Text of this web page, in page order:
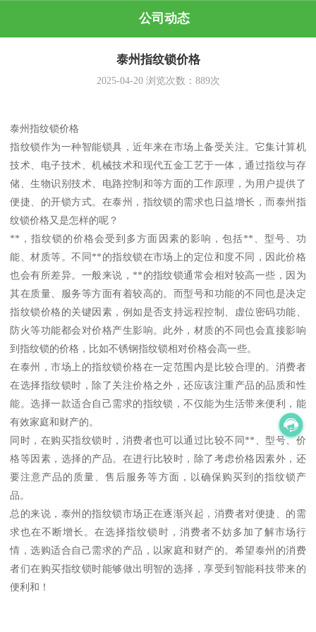
公司动态
泰州指纹锁价格
2025-04-20浏览次数： 889次
泰州指纹锁价格
指纹锁作为一种智能锁具，近年来在市场上备受关注。它集计算机
技术、电子技术、机械技术和现代五金工艺于一体，通过指纹与存
储、生物识别技术、电路控制和等方面的工作原理，为用户提供了
便捷、的开锁方式。在泰州，指纹锁的需求也日益增长，而泰州指
纹锁价格又是怎样的呢？
**，指纹锁的价格会受到多方面因素的影响，包括**、型号、功
能、材质等。不同**的指纹锁在市场上的定位和度不同，因此价格
也会有所差异。一般来说，**的指纹锁通常会相对较高一些，因为
其在质量、服务等方面有着较高的。而型号和功能的不同也是决定
指纹锁价格的关键因素，例如是否支持远程控制、虚位密码功能、
防火等功能都会对价格产生影响。此外，材质的不同也会直接影响
到指纹锁的价格，比如不锈钢指纹锁相对价格会高一些。
在泰州，市场上的指纹锁价格在一定范围内是比较合理的。消费者
在选择指纹锁时，除了关注价格之外，还应该注重产品的品质和性
能。选择一款适合自己需求的指纹锁，不仅能为生活带来便利，能
有效家庭和财产的。
同时，在购买指纹锁时，消费者也可以通过比较不同**、型号、价
格等因素，选择的产品。在进行比较时，除了考虑价格因素外，还
要注意产品的质量、售后服务等方面，以确保购买到的指纹锁产
品。
总的来说，泰州的指纹锁市场正在逐渐兴起，消费者对便捷、的需
求也在不断增长。在选择指纹锁时，消费者不妨多加了解市场行
情，选购适合自己需求的产品，以家庭和财产的。希望泰州的消费
者们在购买指纹锁时能够做出明智的选择，享受到智能科技带来的
便利和！